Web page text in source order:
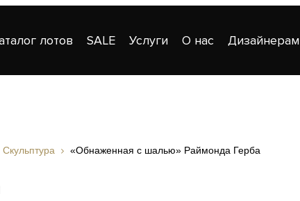
лотов SALE Услуги О нас Дизайнерам
Скульптура «Обнаженная с шалью» Раймонда Герба